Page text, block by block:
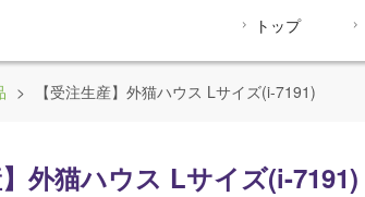
トップ
> 【受注生産】外猫ハウス Lサイズ(i-7191)
外猫ハウス Lサイズ(i-7191)